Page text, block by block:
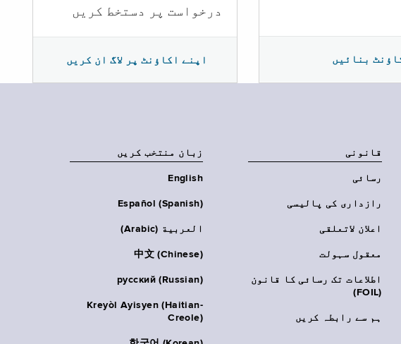
درخواست پر دستخط کریں
اپنے اکاؤنٹ پر لاگ ان کریں بنائیں
قانونی
رسائی
رازداری کی پالیسی
اعلان لاتعلقی
معقول سہولت
اطلاعات تک رسائی کا قانون
(FOIL)
ہم سے رابطہ کریں
زبان منتخب کریں
English
Español (Spanish)
العربية (Arabic)
中文 (Chinese)
русский (Russian)
Kreyòl Ayisyen (Haitian-
Creole)